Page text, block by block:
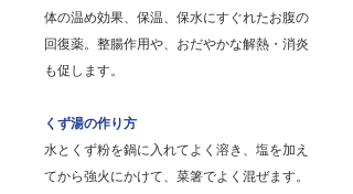
体の温め効果、保温、保水にすぐれたお腹の
回復薬。整腸作用や、おだやかな解熱・消炎
も促します。
くず湯の作り方
水とくず粉を鍋に入れてよく溶き、塩を加え
てから強火にかけて、菜箸でよく混ぜます。